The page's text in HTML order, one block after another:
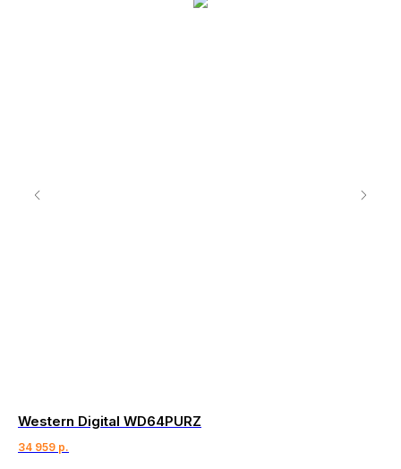
Western Digital WD64PURZ
34 959 р.